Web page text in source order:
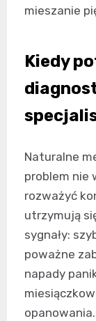
mieszanie
Kiedy
Naturalne
problem nie
rozważyć
utrzymują
sygnały:
poważne
napady
opanowania.